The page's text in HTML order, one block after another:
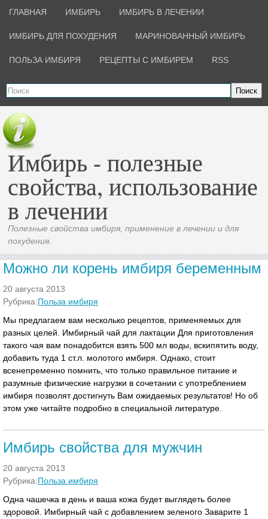
ГЛАВНАЯ ИМБИРЬ ИМБИРЬ В ЛЕЧЕНИИ
ИМБИРЬ ДЛЯ ПОХУДЕНИЯ МАРИНОВАННЫЙ ИМБИРЬ
ПОЛЬЗА ИМБИРЯ РЕЦЕПТЫ С ИМБИРЕМ RSS
Поиск
Имбирь - полезные
свойства, использование
в лечении
Полезные свойства имбиря, применение в лечении и для
похудения.
Можно ли корень имбиря беременным
20 августа 2013
Рубрика:Польза имбиря
Мы предлагаем вам несколько рецептов, применяемых для
разных целей. Имбирный чай для лактации Для приготовления
такого чая вам понадобится взять 500 мл воды, вскипятить воду,
добавить туда 1 ст.л. молотого имбиря. Однако, стоит
всенепременно помнить, что только правильное питание и
разумные физические нагрузки в сочетании с употреблением
имбиря позволят достигнуть Вам ожидаемых результатов! Но об
этом уже читайте подробно в специальной литературе.
Имбирь свойства для мужчин
20 августа 2013
Рубрика:Польза имбиря
Одна чашечка в день и ваша кожа будет выглядеть более
здоровой. Имбирный чай с добавлением зеленого Заварите 1